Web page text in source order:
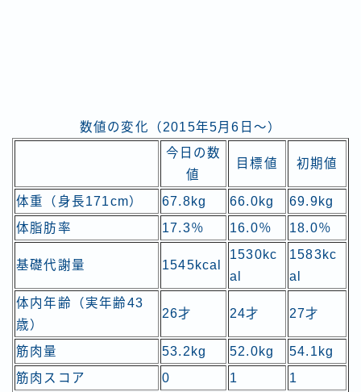
数値の変化（2015年5月6日～）
今日の数
値
目標値 初期値
体重（身長171cm） 67.8kg 66.0kg
69.9kg
体脂肪率
17.3％ 16.0％ 18.0％
基礎代謝量 1545kcal
1530kc
al
1583kc
al
体内年齢（実年齢43
歳）
26才 24才 27才
筋肉量 53.2kg 52.0kg
54.1kg
筋肉スコア
0 1
1